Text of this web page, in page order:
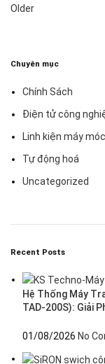
Older
Chuyên mục
Chính Sách
Điện tử công
Linh kiện máy móc
Tự động hoá
Uncategorized
Recent Posts
Hệ Thống Máy
TAD-200S): Giải
01/08/2026 No